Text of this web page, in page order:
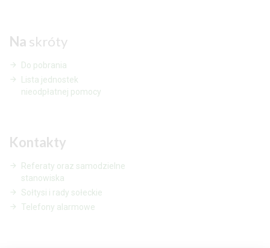
Na skróty
Do pobrania
Lista jednostek
nieodpłatnej pomocy
Kontakty
Referaty oraz samodzielne
stanowiska
Sołtysi i rady sołeckie
Telefony alarmowe